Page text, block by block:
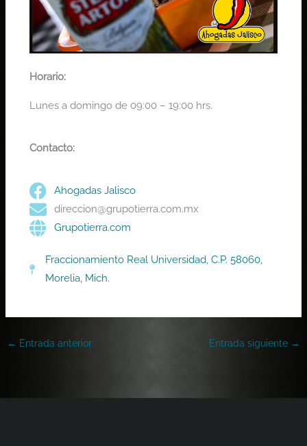
Horario:
Lunes a domingo de 09:00 – 19:00 hrs.
Contacto:
Ahogadas Jalisco
direccion@grupotierra.com.mx
Grupotierra.com
Fraccionamiento Real Universidad, C.P. 58060,
Morelia, Mich.
← Entrada anterior Entrada siguiente →